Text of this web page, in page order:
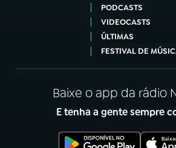
PODCASTS
VIDEOCASTS
ÚLTIMAS
FESTIVAL DE
Baixe o app da rádio
E tenha a gente sempre